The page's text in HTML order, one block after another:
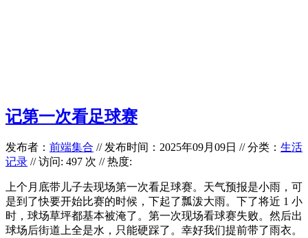
记第一次看足球赛
发布者： 前端集合 //发布时间：2025年09月09日 //分类： 生活
记录 // 访问: 497 次 // 热度:
上个月底带儿子去现场第一次看足球赛。天气预报是小雨，可
是到了快要开始比赛的时候，下起了瓢泼大雨。下了将近 1 小
时，球场草坪都基本被淹了。第一次现场看球赛失败。然后出
球场后街道上全是水，只能硬踩了。幸好我们提前带了雨衣。